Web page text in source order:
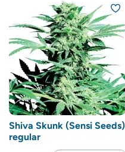
Shiva Skunk (Sensi Seeds)
regular